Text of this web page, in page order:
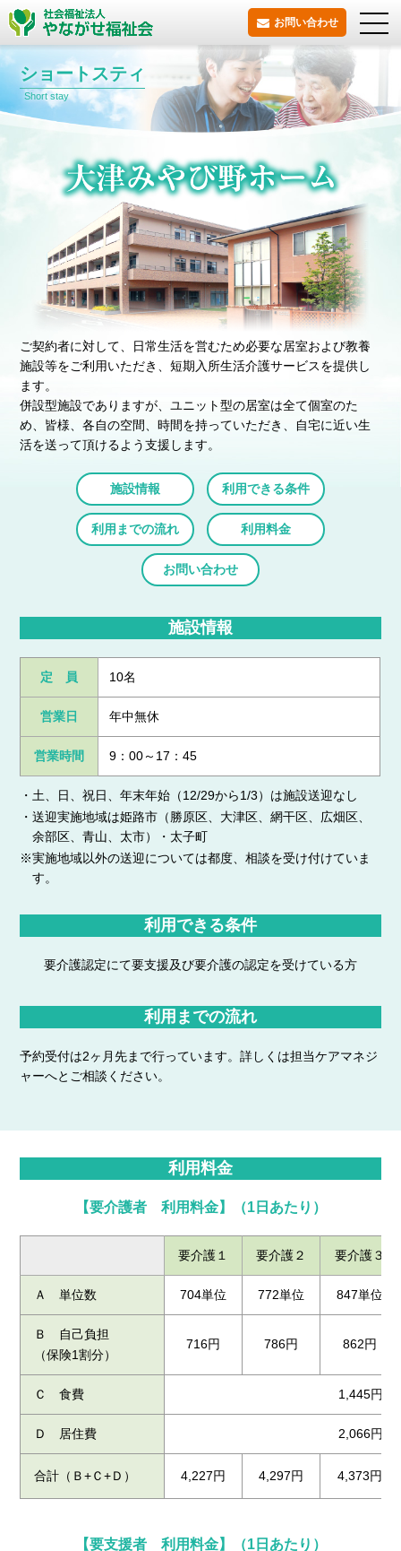
お問い合わせ
ショートスティ
Short stay
ご契約者に対して、日常生活を営むため必要な居室および教養
施設等をご利用いただき、短期入所生活介護サービスを提供し
ます。
併設型施設でありますが、ユニット型の居室は全て個室のた
め、皆様、各自の空間、時間を持っていただき、 自宅に近い生
活を送って頂けるよう支援します。
施設情報 利用できる条件
利用までの流れ 利用料金
お問い合わせ
施設情報
定 員 10名
営業日 年中無休
営業時間 9：00～17：45
・土、日、祝日、年末年始（12/29から1/3）は施設送迎なし
・送迎実施地域は姫路市（勝原区、大津区、網干区、広畑区、
余部区、青山、太市）・太子町
※実施地域以外の送迎については都度、相談を受け付けていま
す。
利用できる条件
要介護認定にて要支援及び要介護の認定を受けている方
利用までの流れ
予約受付は2ヶ月先まで行っています。詳しくは担当ケアマネジ
ャーへとご相談ください。
利用料金
【要介護者 利用料金】（1日あたり）
要介護１ 要介護２ 要介護３
Ａ 単位数 704単位 772単位 847単位
Ｂ 自己負担
（保険1割分）
716円 786円 862円
Ｃ 食費 1,445円
Ｄ 居住費 2,066円
合計（Ｂ+Ｃ+Ｄ） 4,227円 4,297円 4,373円
【要支援者 利用料金】（1日あたり）